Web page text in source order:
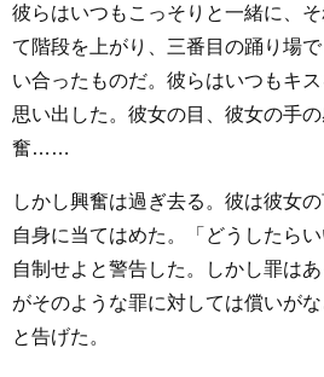
彼らはいつもこっそりと一緒に、
て階段を上がり、三番目の踊り場
い合ったものだ。彼らはいつもキ
思い出した。彼女の目、彼女の手
奮……
しかし興奮は過ぎ去る。彼は彼女
自身に当てはめた。「どうしたら
自制せよと警告した。しかし罪は
がそのような罪に対しては償いが
と告げた。